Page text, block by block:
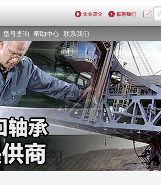
型号查询 帮助中心 联系我们